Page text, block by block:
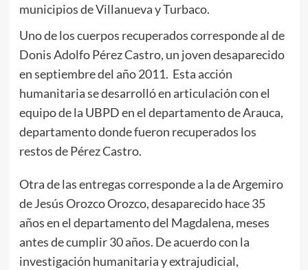
municipios de Villanueva y Turbaco.
Uno de los cuerpos recuperados corresponde al de
Donis Adolfo Pérez Castro, un joven desaparecido
en septiembre del año 2011. Esta acción
humanitaria se desarrolló en articulación con el
equipo de la UBPD en el departamento de Arauca,
departamento donde fueron recuperados los
restos de Pérez Castro.
Otra de las entregas corresponde a la de Argemiro
de Jesús Orozco Orozco, desaparecido hace 35
años en el departamento del Magdalena, meses
antes de cumplir 30 años. De acuerdo con la
investigación humanitaria y extrajudicial,